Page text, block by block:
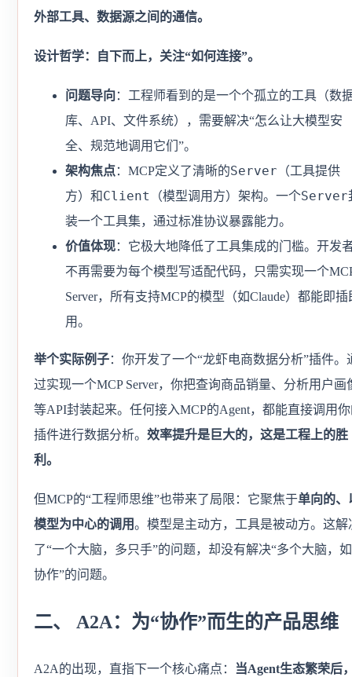
外部工具、数据源之间的通信。
设计哲学：自下而上，关注“如何连接”。
问题导向 ：工程师看到的是一个个孤立的工具（数
库、API、文件系统），需要解决“怎么让大模型安
全、规范地调用它们”。
架构焦点：MCP定义了清晰的Server （工具提供
方）和Client （模型调用方）架构。一个Server
装一个工具集，通过标准协议暴露能力。
价值体现：它极大地降低了工具集成的门槛。开发
不再需要为每个模型写适配代码，只需实现一个
Server，所有支持MCP的模型（如Claude）都能即插
用。
举个实际例子：你开发了一个“龙虾电商数据分析”插件。
过实现一个MCP Server，你把查询商品销量、分析用户画
等API封装起来。任何接入MCP的Agent，都能直接调用
插件进行数据分析。 效率提升是巨大的，这是工程上的胜
利。
但MCP的“工程师思维”也带来了局限：它聚焦于单向的、
模型为中心的调用。模型是主动方，工具是被动方。这解
了“一个大脑，多只手”的问题，却没有解决“多个大脑，
协作”的问题。
二、 A2A：为“协作”而生的产品思维
A2A的出现，直指下一个核心痛点：
当Agent生态繁荣后